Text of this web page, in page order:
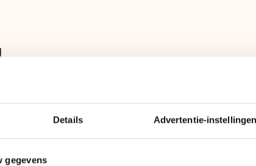
Details Advertentie-instellingen
gegevens